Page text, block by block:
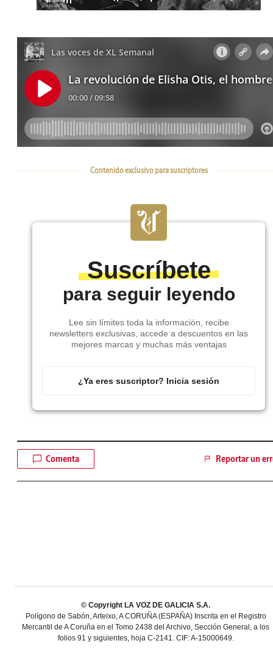
Contenido exclusivo para suscriptores
Suscríbete
para seguir leyendo
Lee sin límites toda la información, recibe
newsletters exclusivas, accede a descuentos en las
mejores marcas y muchas más ventajas
¿Ya eres suscriptor? Inicia sesión
Comenta Reportar un
© Copyright LA VOZ DE GALICIA S.A.
Polígono de Sabón, Arteixo, A CORUÑA (ESPAÑA) Inscrita en el Registro
Mercantil de A Coruña en el Tomo 2438 del Archivo, Sección General, a los
folios 91 y siguientes, hoja C-2141. CIF: A-15000649.